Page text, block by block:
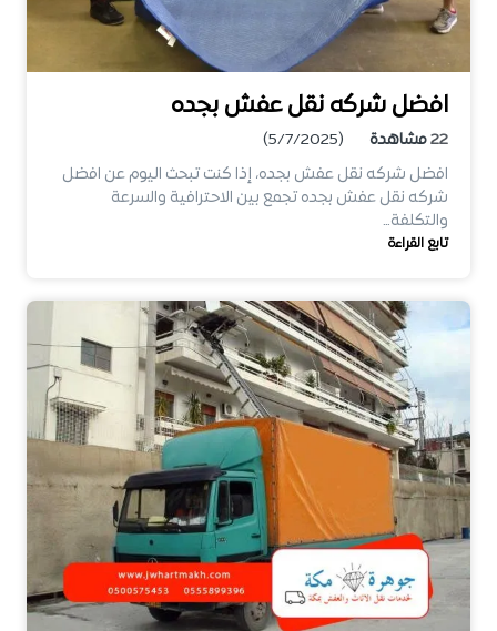
افضل شركه نقل عفش بجده
22مشاهدة
(5/7/2025)
افضل شركه نقل عفش بجده، إذا كنت تبحث اليوم عن افضل
شركه نقل عفش بجده تجمع بين الاحترافية والسرعة
والتكلفة…
تابع القراءة